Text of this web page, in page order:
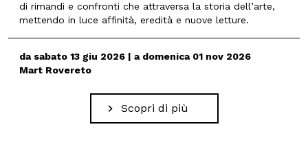
di rimandi e confronti che attraversa la storia dell’arte,
mettendo in luce affinità, eredità e nuove letture.
da sabato 13 giu 2026 | a domenica 01 nov 2026
Mart Rovereto
Scopri di più